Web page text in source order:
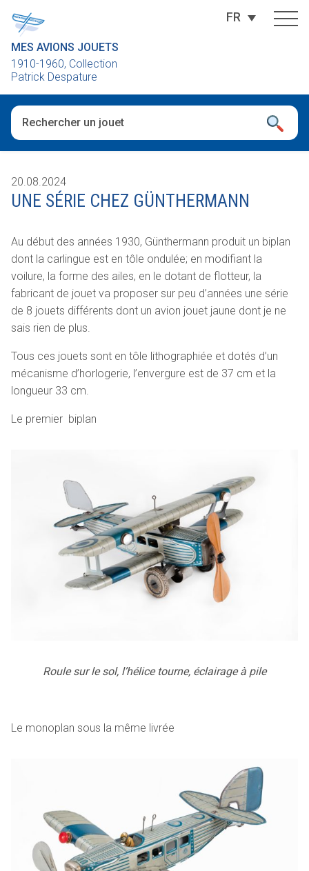
MES AVIONS JOUETS
1910-1960, Collection
Patrick Despature
FR
20.08.2024
UNE SÉRIE CHEZ GÜNTHERMANN
Au début des années 1930, Günthermann produit un biplan
dont la carlingue est en tôle ondulée; en modifiant la
voilure, la forme des ailes, en le dotant de flotteur, la
fabricant de jouet va proposer sur peu d’années une série
de 8 jouets différents dont un avion jouet jaune dont je ne
sais rien de plus.
Tous ces jouets sont en tôle lithographiée et dotés d’un
mécanisme d’horlogerie, l’envergure est de 37 cm et la
longueur 33 cm.
Le premier biplan
Roule sur le sol, l’hélice tourne, éclairage à pile
Le monoplan sous la même livrée